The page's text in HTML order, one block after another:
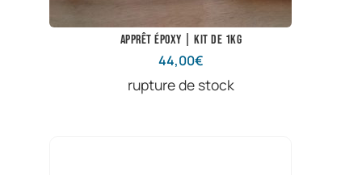
Apprêt époxy | Kit de 1kg
44,00€
rupture de stock